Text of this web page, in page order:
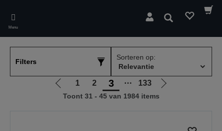
main
content
Menu
Zoeken
Filters
Sorteren op:
Ga
naar
1 2 3 ⋯ 133
Ga
Toont 31 - 45 van 1984 items